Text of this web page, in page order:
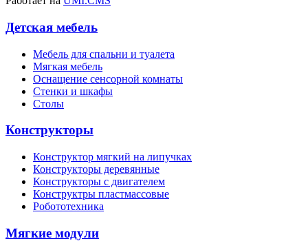
Детская мебель
Мебель для спальни и туалета
Мягкая мебель
Оснащение сенсорной комнаты
Стенки и шкафы
Столы
Конструкторы
Конструктор мягкий на липучках
Конструкторы деревянные
Конструкторы с двигателем
Конструктры пластмассовые
Робототехника
Мягкие модули